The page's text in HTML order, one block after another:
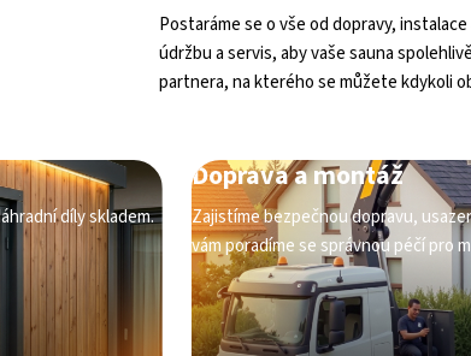
Postaráme se o vše od dopravy,
údržbu a servis, aby vaše sauna
partnera, na kterého se můžete kdykoli
díly skladem.
Doprava a montáž
Zajistíme bezpečnou dopravu,
vám poradíme se správnou péčí pro